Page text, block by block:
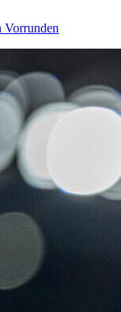
Vorrunden